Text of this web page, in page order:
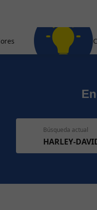
Búsqueda actual
HARLEY-